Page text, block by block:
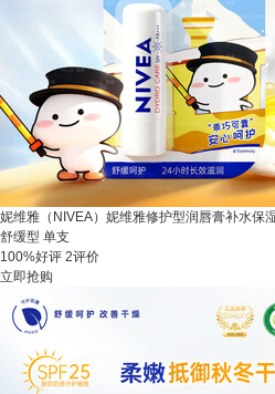
妮维雅（NIVEA）妮维雅修护型润唇膏补水保
舒缓型 单支
100%好评 2评价
立即抢购